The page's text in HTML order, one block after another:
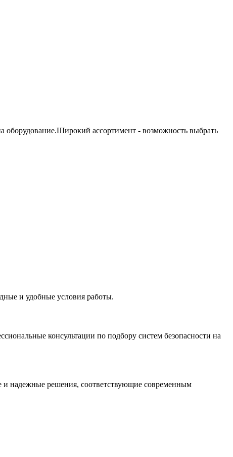
ассортимент - возможность выбрать
и удобные условия работы.
консультации по подбору систем безопасности на
и надежные решения, соответствующие современным